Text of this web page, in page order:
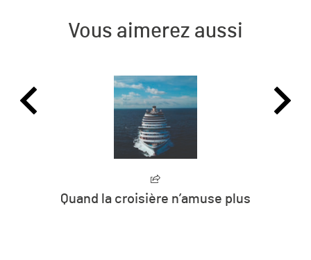
Vous aimerez aussi
Quand la croisière n’amuse plus